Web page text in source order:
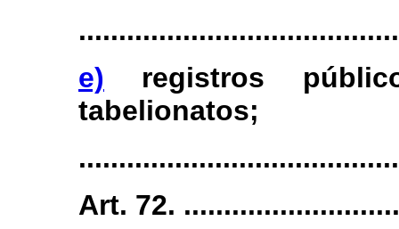
e) registros
tabelionatos;
Art. 72.